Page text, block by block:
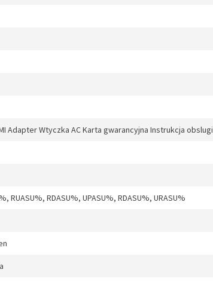
Adapter Wtyczka AC Karta gwarancyjna Instrukcja obslugi
RUASU%, RDASU%, UPASU%, RDASU%, URASU%